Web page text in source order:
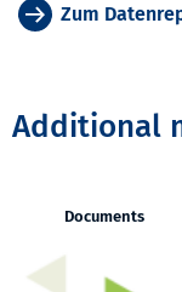
Zum
Additional
Documents